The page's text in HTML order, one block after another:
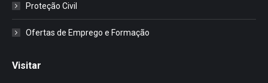
Proteção Civil
Ofertas de Emprego e Formação
Visitar